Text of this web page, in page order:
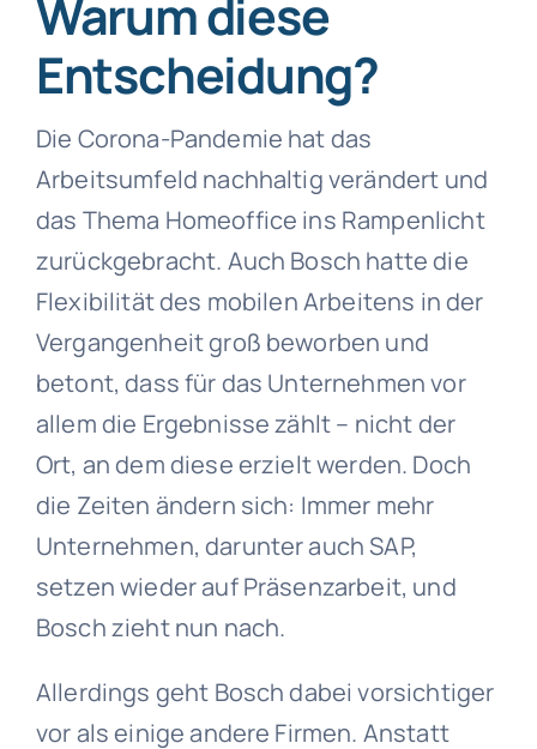
Warum diese
Entscheidung?
Die Corona-Pandemie hat das
Arbeitsumfeld nachhaltig verändert und
das Thema Homeoffice ins Rampenlicht
zurückgebracht. Auch Bosch hatte die
Flexibilität des mobilen Arbeitens in der
Vergangenheit groß beworben und
betont, dass für das Unternehmen vor
allem die Ergebnisse zählt – nicht der
Ort, an dem diese erzielt werden. Doch
die Zeiten ändern sich: Immer mehr
Unternehmen, darunter auch SAP,
setzen wieder auf Präsenzarbeit, und
Bosch zieht nun nach.
Allerdings geht Bosch dabei vorsichtiger
vor als einige andere Firmen. Anstatt